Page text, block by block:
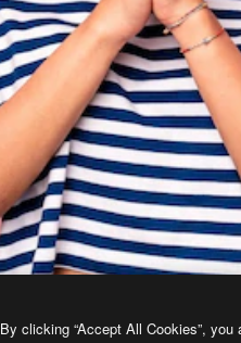
By clicking “Accept All Cookies”,